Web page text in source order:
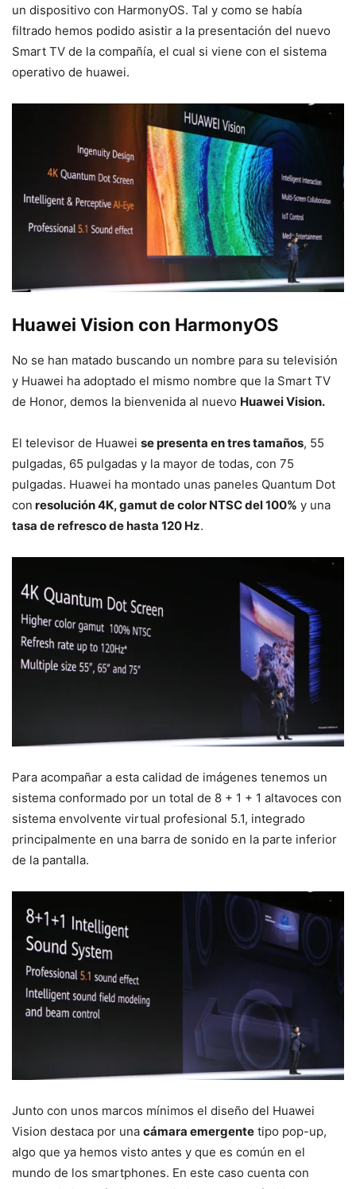
un dispositivo con HarmonyOS. Tal y como se había
filtrado hemos podido asistir a la presentación del nuevo
Smart TV de la compañía, el cual si viene con el sistema
operativo de huawei.
Huawei Vision con HarmonyOS
No se han matado buscando un nombre para su televisión
y Huawei ha adoptado el mismo nombre que la Smart TV
de Honor, demos la bienvenida al nuevo Huawei Vision.
El televisor de Huawei se presenta en tres tamaños, 55
pulgadas, 65 pulgadas y la mayor de todas, con 75
pulgadas. Huawei ha montado unas paneles Quantum Dot
con resolución 4K, gamut de color NTSC del 100% y una
tasa de refresco de hasta 120 Hz.
Para acompañar a esta calidad de imágenes tenemos un
sistema conformado por un total de 8 + 1 + 1 altavoces con
sistema envolvente virtual profesional 5.1, integrado
principalmente en una barra de sonido en la parte inferior
de la pantalla.
Junto con unos marcos mínimos el diseño del Huawei
Vision destaca por una cámara emergente tipo pop-up,
algo que ya hemos visto antes y que es común en el
mundo de los smartphones. En este caso cuenta con